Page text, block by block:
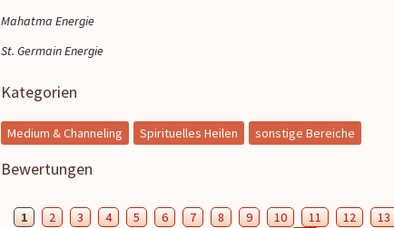
Mahatma Energie
St. Germain Energie
Kategorien
Medium & Channeling Spirituelles Heilen sonstige Bereiche
Bewertungen
1 2 3 4 5 6 7 8 9 10 11 12 13